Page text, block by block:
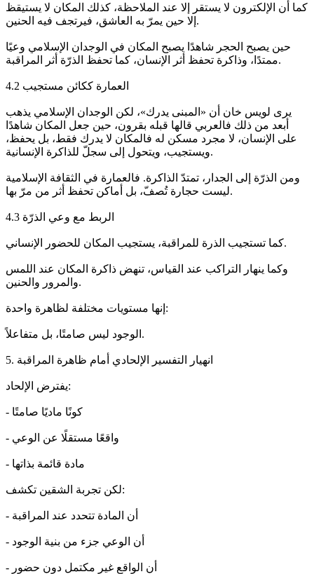
كما أن الإلكترون لا يستقر إلا عند الملاحظة، كذلك المكان لا يستيقظ
إلا حين يمرّ به العاشق، فيرتجف فيه الحنين.
حين يصبح الحجر شاهدًا يصبح المكان في الوجدان الإسلامي وعيًا
ممتدًا، وذاكرة تحفظ أثر الإنسان، كما تحفظ الذرّة أثر المراقبة.
4.2 العمارة ككائن مستجيب
يرى لويس خان أن «المبنى يدرك»، لكن الوجدان الإسلامي يذهب
أبعد من ذلك فالعربي قالها قبله بقرون، حين جعل المكان شاهدًا
على الإنسان، لا مجرد مسكن له فالمكان لا يدرك فقط، بل يحفظ،
ويستجيب، ويتحول إلى سجلّ للذاكرة الإنسانية.
ومن الذرّة إلى الجدار، تمتدّ الذاكرة. فالعمارة في الثقافة الإسلامية
ليست حجارة تُصفّ، بل أماكن تحفظ أثر من مرّ بها.
4.3 الربط مع وعي الذرّة
كما تستجيب الذرة للمراقبة، يستجيب المكان للحضور الإنساني.
وكما ينهار التراكب عند القياس، تنهض ذاكرة المكان عند اللمس
والمرور والحنين.
إنها مستويات مختلفة لظاهرة واحدة:
الوجود ليس صامتًا، بل متفاعلاً.
5. انهيار التفسير الإلحادي أمام ظاهرة المراقبة
يفترض الإلحاد:
- كونًا ماديًا صامتًا
- واقعًا مستقلًا عن الوعي
- مادة قائمة بذاتها
لكن تجربة الشقين تكشف:
- أن المادة تتحدد عند المراقبة
- أن الوعي جزء من بنية الوجود
- أن الواقع غير مكتمل دون حضور